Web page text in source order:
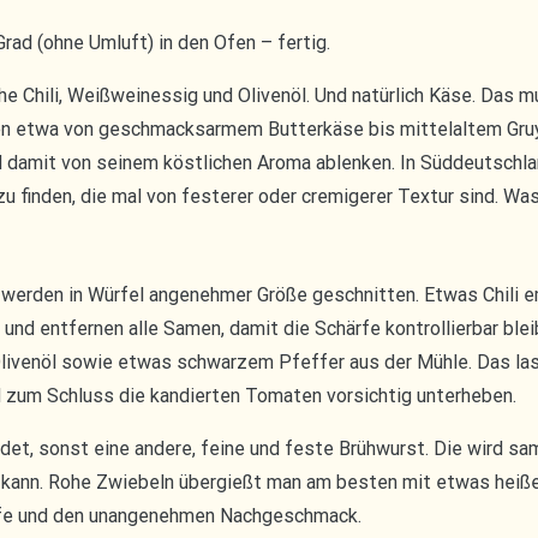
(ohne Umluft) in den Ofen – fertig.
Chili, Weißweinessig und Olivenöl. Und natürlich Käse. Das
etwa von geschmacksarmem Butterkäse bis mittelaltem
von seinem köstlichen Aroma ablenken. In
finden, die mal von festerer oder cremigerer Textur sind.
in Würfel angenehmer Größe geschnitten. Etwas Chili
entfernen alle Samen, damit die Schärfe kontrollierbar
sowie etwas schwarzem Pfeffer aus der Mühle. Das
zum Schluss die kandierten Tomaten vorsichtig unterheben.
sonst eine andere, feine und feste Brühwurst. Die wird
Rohe Zwiebeln übergießt man am besten mit etwas
den unangenehmen Nachgeschmack.